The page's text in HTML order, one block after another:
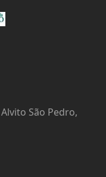
São Pedro,